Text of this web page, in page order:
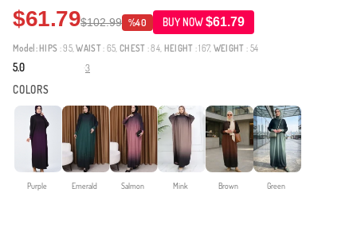
$61.79$102.99 %40 BUY NOW$61.79
Model: HIPS : 95,WAIST: 65,CHEST : 84, HEIGHT : 167, WEIGHT : 54
5.0 3
COLORS
Purple Emerald Salmon Mink Brown Green